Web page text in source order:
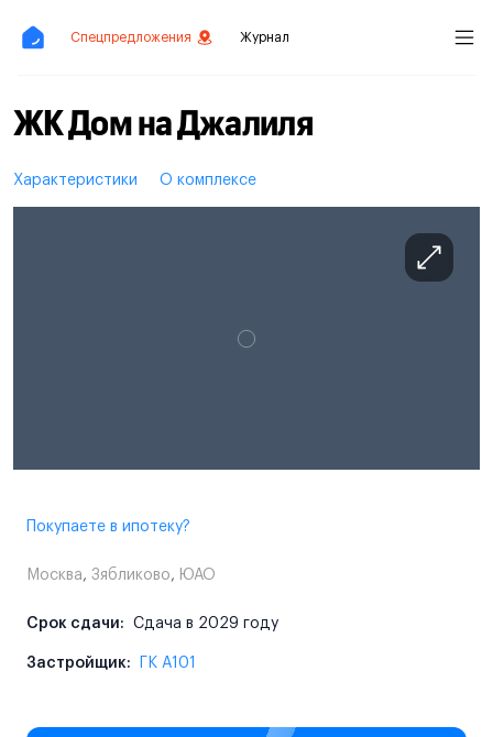
Спецпредложения Журнал
ЖК Дом на Джалиля
Характеристики О комплексе
Покупаете в ипотеку?
Москва, Зябликово, ЮАО
Срок сдачи: Сдача в 2029 году
Застройщик: ГК А101